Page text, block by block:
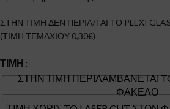
ΣΤΗΝ ΤΙΜΗ ΔΕΝ ΠΕΡΙΛ/ΤΑΙ ΤΟ PLEXI
(ΤΙΜΗ ΤΕΜΑΧΙΟΥ 0,30€)
ΤΙΜΉ
ΣΤΗΝ ΤΙΜΗ ΠΕΡΙΛΑΜΒΑΝΕΤΑΙ
ΦΑΚΕΛΟ